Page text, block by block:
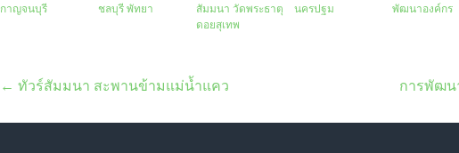
กาญจนบุรี
ชลบุรี พัทยา
สัมมนา วัดพระธาตุ
ดอยสุเทพ
นครปฐม
พัฒนาองค์กร
← ทัวร์สัมมนา สะพานข้ามแม่น้ำแคว การพัฒน